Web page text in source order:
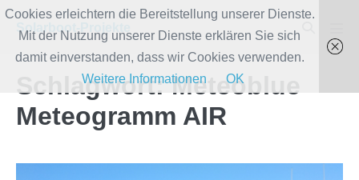
Zum
Inhalt
springen
Solarboot-Projekte
Schalter
Schlagwort:Meteoblue
Meteogramm AIR
Cookies erleichtern die Bereitstellung unserer Dienste.
Mit der Nutzung unserer Dienste erklären Sie sich
damit einverstanden, dass wir Cookies verwenden.
Weitere Informationen
OK